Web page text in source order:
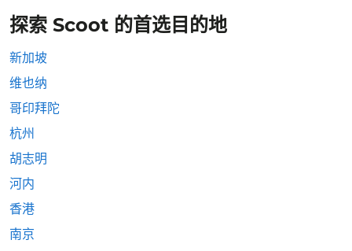
探索 Scoot 的首选目的地
新加坡
维也纳
哥印拜陀
杭州
胡志明
河内
香港
南京